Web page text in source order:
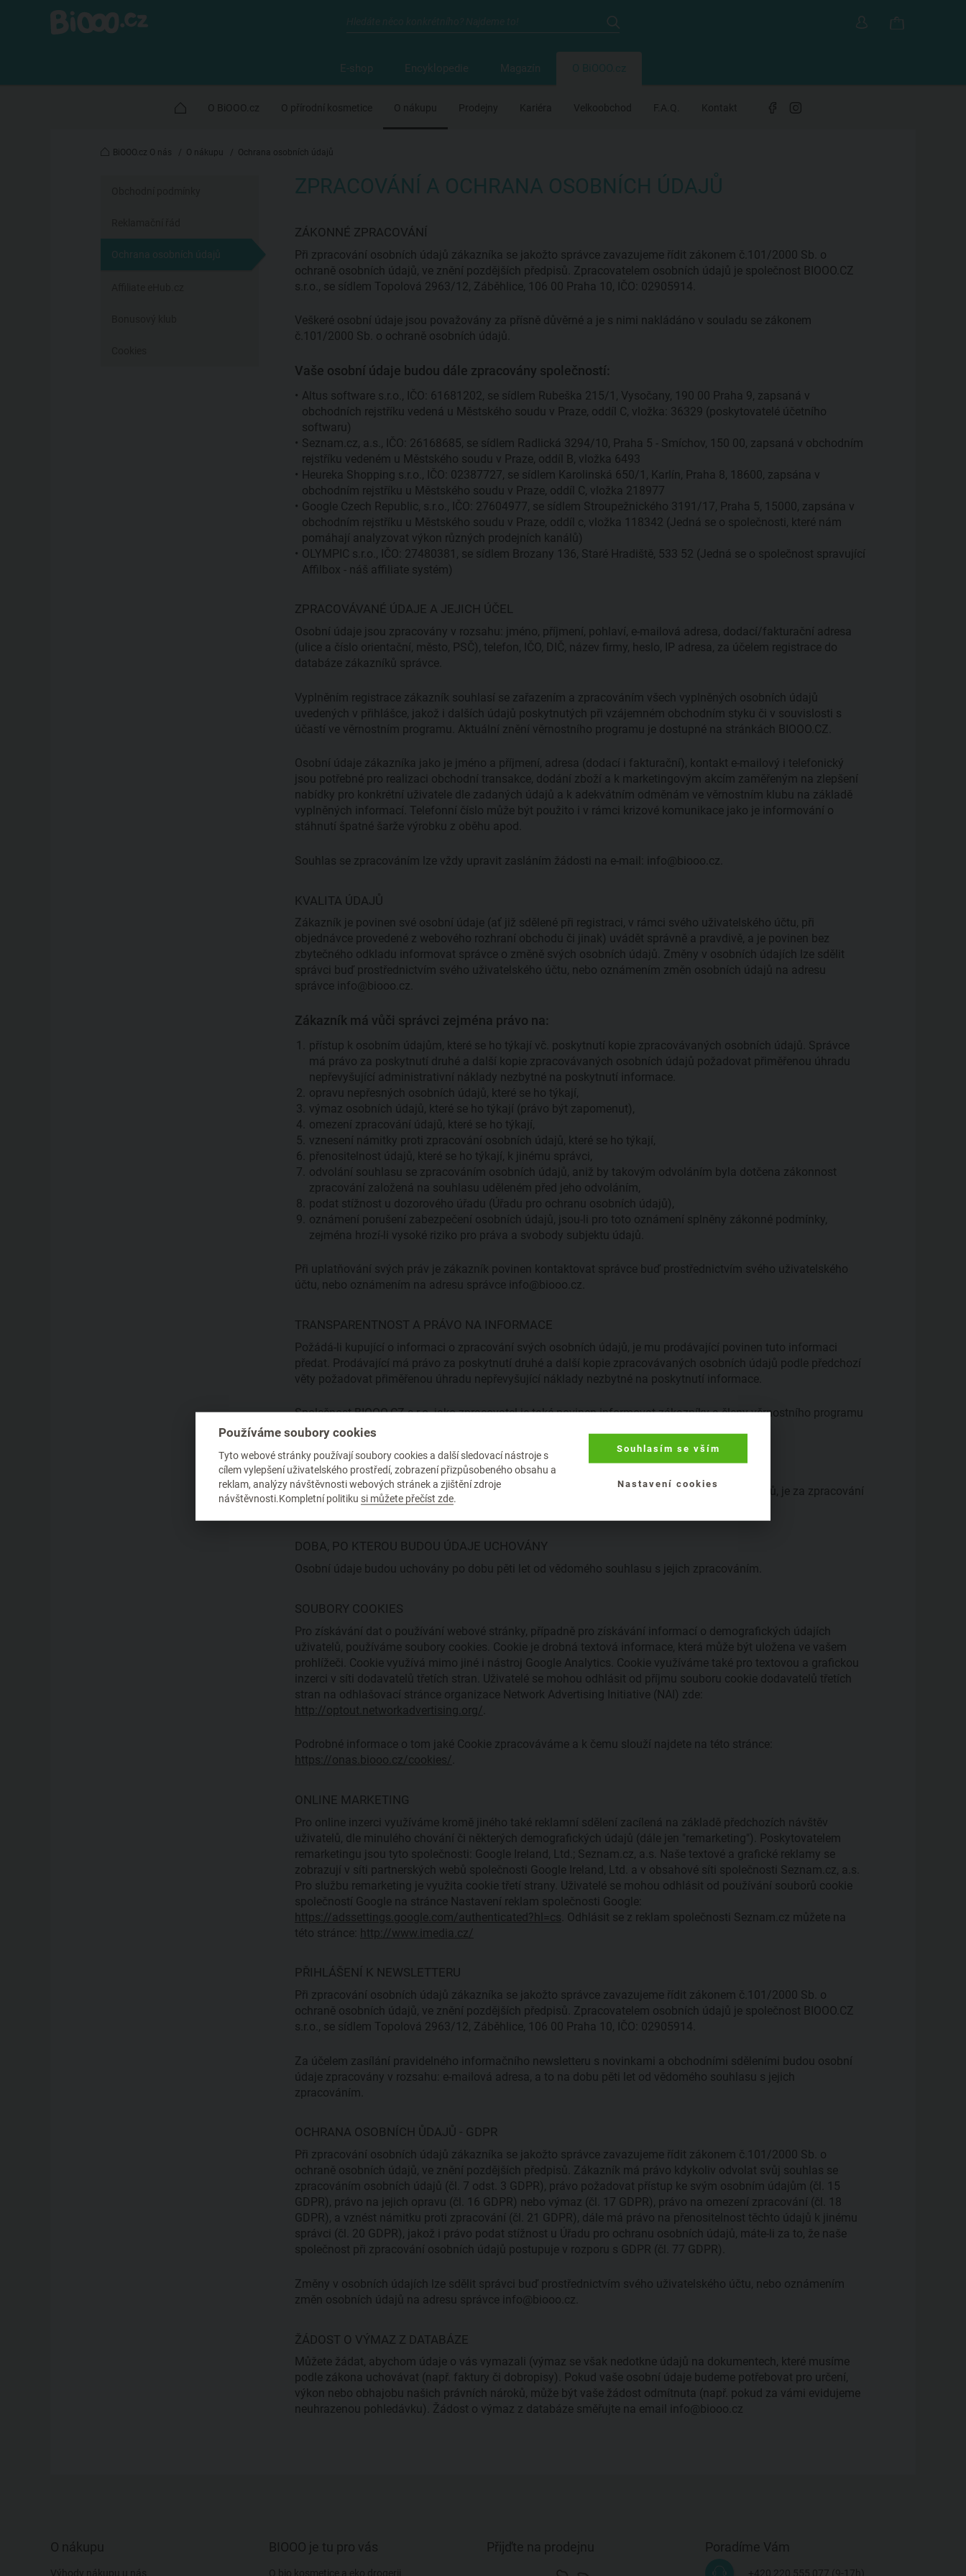
E-shop Encyklopedie Magazín O BiOOO.cz
O BiOOO.cz O přírodní kosmetice O nákupu Prodejny Kariéra Velkoobchod F.A.Q. Kontakt
BiOOO.cz O nás / O nákupu / Ochrana osobních údajů
Ochrana osobních údajů
ZPRACOVÁNÍ A OCHRANA OSOBNÍCH ÚDAJŮ
ZÁKONNÉ ZPRACOVÁNÍ
Při zpracování osobních údajů zákazníka se jakožto správce zavazujeme řídit zákonem č.101/2000 Sb. o
ochraně osobních údajů, ve znění pozdějších předpisů. Zpracovatelem osobních údajů je společnost BIOOO.CZ
s.r.o., se sídlem Topolová 2963/12, Záběhlice, 106 00 Praha 10, IČO: 02905914.
Veškeré osobní údaje jsou považovány za přísně důvěrné a je s nimi nakládáno v souladu se zákonem
č.101/2000 Sb. o ochraně osobních údajů.
Vaše osobní údaje budou dále zpracovány společností:
Altus software s.r.o., IČO: 61681202, se sídlem Rubeška 215/1, Vysočany, 190 00 Praha 9, zapsaná v
obchodních rejstříku vedená u Městského soudu v Praze, oddíl C, vložka: 36329 (poskytovatelé účetního
softwaru)
Seznam.cz, a.s., IČO: 26168685, se sídlem Radlická 3294/10, Praha 5 - Smíchov, 150 00, zapsaná v obchodním
rejstříku vedeném u Městského soudu v Praze, oddíl B, vložka 6493
Heureka Shopping s.r.o., IČO: 02387727, se sídlem Karolinská 650/1, Karlín, Praha 8, 18600, zapsána v
obchodním rejstříku u Městského soudu v Praze, oddíl C, vložka 218977
Google Czech Republic, s.r.o., IČO: 27604977, se sídlem Stroupežnického 3191/17, Praha 5, 15000, zapsána v
obchodním rejstříku u Městského soudu v Praze, oddíl c, vložka 118342 (Jedná se o společnosti, které nám
pomáhají analyzovat výkon různých prodejních kanálů)
OLYMPIC s.r.o., IČO: 27480381, se sídlem Brozany 136, Staré Hradiště, 533 52 (Jedná se o společnost spravující
Affilbox - náš affiliate systém)
ZPRACOVÁVANÉ ÚDAJE A JEJICH ÚČEL
Osobní údaje jsou zpracovány v rozsahu: jméno, příjmení, pohlaví, e-mailová adresa, dodací/fakturační adresa
(ulice a číslo orientační, město, PSČ), telefon, IČO, DIČ, název firmy, heslo, IP adresa, za účelem registrace do
databáze zákazníků správce.
Vyplněním registrace zákazník souhlasí se zařazením a zpracováním všech vyplněných osobních údajů
uvedených v přihlášce, jakož i dalších údajů poskytnutých při vzájemném obchodním styku či v souvislosti s
účastí ve věrnostním programu. Aktuální znění věrnostního programu je dostupné na stránkách BIOOO.CZ.
Osobní údaje zákazníka jako je jméno a příjmení, adresa (dodací i fakturační), kontakt e-mailový i telefonický
jsou potřebné pro realizaci obchodní transakce, dodání zboží a k marketingovým akcím zaměřeným na zlepšení
nabídky pro konkrétní uživatele dle zadaných údajů a k adekvátním odměnám ve věrnostním klubu na základě
vyplněných informací. Telefonní číslo může být použito i v rámci krizové komunikace jako je informování o
stáhnutí špatné šarže výrobku z oběhu apod.
Souhlas se zpracováním lze vždy upravit zasláním žádosti na e-mail: info@biooo.cz.
KVALITA ÚDAJŮ
Zákazník je povinen své osobní údaje (ať již sdělené při registraci, v rámci svého uživatelského účtu, při
objednávce provedené z webového rozhraní obchodu či jinak) uvádět správně a pravdivě, a je povinen bez
zbytečného odkladu informovat správce o změně svých osobních údajů. Změny v osobních údajích lze sdělit
správci buď prostřednictvím svého uživatelského účtu, nebo oznámením změn osobních údajů na adresu
správce info@biooo.cz.
Zákazník má vůči správci zejména právo na:
přístup k osobním údajům, které se ho týkají vč. poskytnutí kopie zpracovávaných osobních údajů. Správce
má právo za poskytnutí druhé a další kopie zpracovávaných osobních údajů požadovat přiměřenou úhradu
nepřevyšující administrativní náklady nezbytné na poskytnutí informace.
opravu nepřesných osobních údajů, které se ho týkají,
výmaz osobních údajů, které se ho týkají (právo být zapomenut),
omezení zpracování údajů, které se ho týkají,
vznesení námitky proti zpracování osobních údajů, které se ho týkají,
přenositelnost údajů, které se ho týkají, k jinému správci,
odvolání souhlasu se zpracováním osobních údajů, aniž by takovým odvoláním byla dotčena zákonnost
zpracování založená na souhlasu uděleném před jeho odvoláním,
podat stížnost u dozorového úřadu (Úřadu pro ochranu osobních údajů),
oznámení porušení zabezpečení osobních údajů, jsou-li pro toto oznámení splněny zákonné podmínky,
zejména hrozí-li vysoké riziko pro práva a svobody subjektu údajů.
Při uplatňování svých práv je zákazník povinen kontaktovat správce buď prostřednictvím svého uživatelského
účtu, nebo oznámením na adresu správce info@biooo.cz.
TRANSPARENTNOST A PRÁVO NA INFORMACE
Požádá-li kupující o informaci o zpracování svých osobních údajů, je mu prodávající povinen tuto informaci
předat. Prodávající má právo za poskytnutí druhé a další kopie zpracovávaných osobních údajů podle předchozí
věty požadovat přiměřenou úhradu nepřevyšující náklady nezbytné na poskytnutí informace.
Společnost BIOOO.CZ s.r.o. jako zpracovatel je také povinen informovat zákazníky a členy věrnostního programu
o úniku osobních informací, jestliže jim hrozí vážné riziko.
ODPOVĚDNOST
V souladu se zákonem č.101/2000 Sb. o ochraně osobních údajů, ve znění pozdějších předpisů, je za zpracování
osobních údajů zodpovědná společnost BIOOO.CZ s.r.o. jako správce.
DOBA, PO KTEROU BUDOU ÚDAJE UCHOVÁNY
Osobní údaje budou uchovány po dobu pěti let od vědomého souhlasu s jejich zpracováním.
SOUBORY COOKIES
Pro získávání dat o používání webové stránky, případně pro získávání informací o demografických údajích
uživatelů, používáme soubory cookies. Cookie je drobná textová informace, která může být uložena ve vašem
prohlížeči. Cookie využívá mimo jiné i nástroj Google Analytics. Cookie využíváme také pro textovou a grafickou
inzerci v síti dodavatelů třetích stran. Uživatelé se mohou odhlásit od příjmu souboru cookie dodavatelů třetích
stran na odhlašovací stránce organizace Network Advertising Initiative (NAI) zde:
http://optout.networkadvertising.org/
Podrobné informace o tom jaké Cookie zpracováváme a k čemu slouží najdete na této stránce:
https://onas.biooo.cz/cookies/
ONLINE MARKETING
Pro online inzerci využíváme kromě jiného také reklamní sdělení zacílená na základě předchozích návštěv
uživatelů, dle minulého chování či některých demografických údajů (dále jen "remarketing"). Poskytovatelem
remarketingu jsou tyto společnosti: Google Ireland, Ltd.; Seznam.cz, a.s. Naše textové a grafické reklamy se
zobrazují v síti partnerských webů společnosti Google Ireland, Ltd. a v obsahové síti společnosti Seznam.cz, a.s.
Pro službu remarketing je využita cookie třetí strany. Uživatelé se mohou odhlásit od používání souborů cookie
společností Google na stránce Nastavení reklam společnosti Google:
https://adssettings.google.com/authenticated?hl=cs . Odhlásit se z reklam společnosti Seznam.cz můžete na
této stránce: http://www.imedia.cz/
PŘIHLÁŠENÍ K NEWSLETTERU
Při zpracování osobních údajů zákazníka se jakožto správce zavazujeme řídit zákonem č.101/2000 Sb. o
ochraně osobních údajů, ve znění pozdějších předpisů. Zpracovatelem osobních údajů je společnost BIOOO.CZ
s.r.o., se sídlem Topolová 2963/12, Záběhlice, 106 00 Praha 10, IČO: 02905914.
Za účelem zasílání pravidelného informačního newsletteru s novinkami a obchodními sděleními budou osobní
údaje zpracovány v rozsahu: e-mailová adresa, a to na dobu pěti let od vědomého souhlasu s jejich
zpracováním.
OCHRANA OSOBNÍCH ŮDAJŮ - GDPR
Při zpracování osobních údajů zákazníka se jakožto správce zavazujeme řídit zákonem č.101/2000 Sb. o
ochraně osobních údajů, ve znění pozdějších předpisů. Zákazník má právo kdykoliv odvolat svůj souhlas se
zpracováním osobních údajů (čl. 7 odst. 3 GDPR), právo požadovat přístup ke svým osobním údajům (čl. 15
GDPR), právo na jejich opravu (čl. 16 GDPR) nebo výmaz (čl. 17 GDPR), právo na omezení zpracování (čl. 18
GDPR), a vznést námitku proti zpracování (čl. 21 GDPR), dále má právo na přenositelnost těchto údajů k jinému
správci (čl. 20 GDPR), jakož i právo podat stížnost u Úřadu pro ochranu osobních údajů, máte-li za to, že naše
společnost při zpracování osobních údajů postupuje v rozporu s GDPR (čl. 77 GDPR).
Změny v osobních údajích lze sdělit správci buď prostřednictvím svého uživatelského účtu, nebo oznámením
změn osobních údajů na adresu správce info@biooo.cz.
ŽÁDOST O VÝMAZ Z DATABÁZE
Můžete žádat, abychom údaje o vás vymazali (výmaz se však nedotkne údajů na dokumentech, které musíme
podle zákona uchovávat (např. faktury či dobropisy). Pokud vaše osobní údaje budeme potřebovat pro určení,
výkon nebo obhajobu našich právních nároků, může být vaše žádost odmítnuta (např. pokud za vámi evidujeme
neuhrazenou pohledávku). Žádost o výmaz z databáze směřujte na email info@biooo.cz
O nákupu
Výhody nákupu u nás
BIOOO je tu pro vás
O bio kosmetice a eko drogerii
Přijďte na prodejnu Poradíme Vám
+420 220 555 077 (9-17h)
Používáme soubory cookies
Tyto webové stránky používají soubory cookies a další sledovací nástroje s
cílem vylepšení uživatelského prostředí, zobrazení přizpůsobeného obsahu a
reklam, analýzy návštěvnosti webových stránek a zjištění zdroje
návštěvnosti.Kompletní politiku si můžete přečíst zde.
Souhlasím se vším
Nastavení cookies